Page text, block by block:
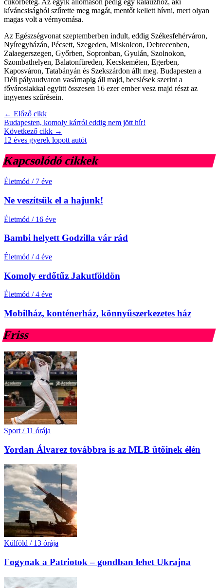
cukorbeteg. Az egyik állomáson pedig egy kalauzhoz, aki
kíváncsiságból szűrette meg magát, mentőt kellett hívni, mert olyan
magas volt a vérnyomása.
Az Egészségvonat szeptemberben indult, eddig Székesfehérváron,
Nyíregyházán, Pécsett, Szegeden, Miskolcon, Debrecenben,
Zalaegerszegen, Győrben, Sopronban, Gyulán, Szolnokon,
Szombathelyen, Balatonfüreden, Kecskeméten, Egerben,
Kaposváron, Tatabányán és Szekszárdon állt meg. Budapesten a
Déli pályaudvaron vasárnapig áll majd, becslések szerint a
fővárosiakkal együtt összesen 16 ezer ember vesz majd részt az
ingyenes szűrésein.
← Előző cikk
Budapesten, komoly kárról eddig nem jött hír!
Következő cikk →
12 éves gyerek lopott autót
Kapcsolódó cikkek
Életmód / 7 éve
Ne veszítsük el a hajunk!
Életmód / 16 éve
Bambi helyett Godzilla vár rád
Életmód / 4 éve
Komoly erdőtűz Jakutföldön
Életmód / 4 éve
Mobilház, konténerház, könnyűszerkezetes ház
Friss
Sport / 11 órája
Yordan Álvarez továbbra is az MLB ütőinek élén
Külföld / 13 órája
Fogynak a Patriotok – gondban lehet Ukrajna